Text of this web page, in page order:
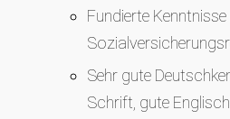
Fundierte
Sehr gute
Schrift, gute